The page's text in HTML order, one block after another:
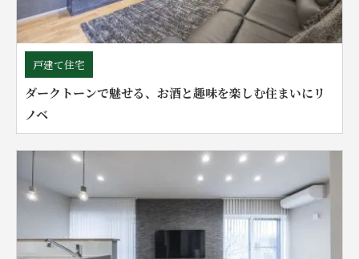
戸建て住宅
ダークトーンで魅せる、お酒と趣味を楽しむ住まいにリ
ノベ